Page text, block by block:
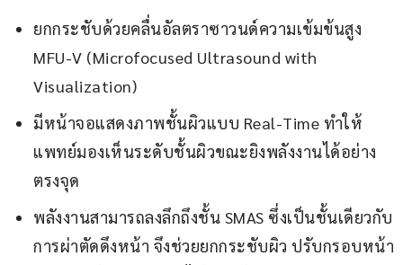
ยกกระชับด้วยคลื่นอัลตราซาวนด์ความเข้มข้นสูง
MFU-V (Microfocused Ultrasound with
Visualization)
มีหน้าจอแสดงภาพชั้นผิวแบบ Real-Time ทำให้
แพทย์มองเห็นระดับชั้นผิวขณะยิงพลังงานได้อย่าง
ตรงจุด
พลังงานสามารถลงลึกถึงชั้น SMAS ซึ่งเป็นชั้นเดียวกับ
การผ่าตัดดึงหน้า จึงช่วยยกกระชับผิว ปรับกรอบหน้า